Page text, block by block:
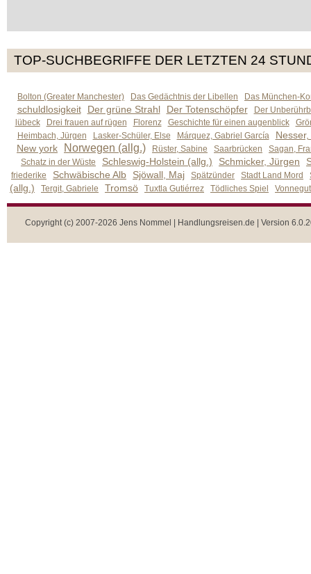
TOP-SUCHBEGRIFFE DER LETZTEN 24
Bolton (Greater Manchester) Das Gedächtnis der Libellen Das München-
schuldlosigkeit Der grüne Strahl Der Totenschöpfer
Der
lübeck
Drei frauen auf rügen Florenz Geschichte für einen augenblick
Heimbach, Jürgen
Lasker-Schüler, Else Márquez, Gabriel García
New york
Norwegen (allg.) Rüster, Sabine Saarbrücken
Sagan,
Schatz in der Wüste
Schleswig-Holstein (allg.) Schmicker, Jürgen
friederike Schwäbische Alb Sjöwall, Maj Spätzünder Stadt Land Mord
(allg.) Tergit, Gabriele Tromsö Tuxtla Gutiérrez Tödliches Spiel
Copyright (c) 2007-2026 Jens Nommel | Handlungsreisen.de | Version